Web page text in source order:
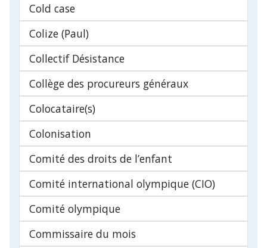
Cold case
Colize (Paul)
Collectif Désistance
Collège des procureurs généraux
Colocataire(s)
Colonisation
Comité des droits de l’enfant
Comité international olympique (CIO)
Comité olympique
Commissaire du mois